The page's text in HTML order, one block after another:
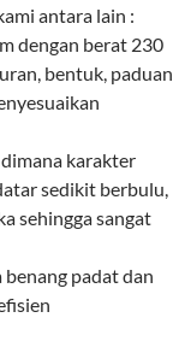
antara lain :
dengan berat 230
bentuk, paduan
karakter
sedikit berbulu,
sehingga sangat
padat dan